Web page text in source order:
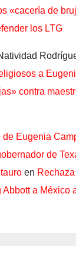
«cacería de
los LTG
a
contra
de Eugenia
de
en
Abbott a México